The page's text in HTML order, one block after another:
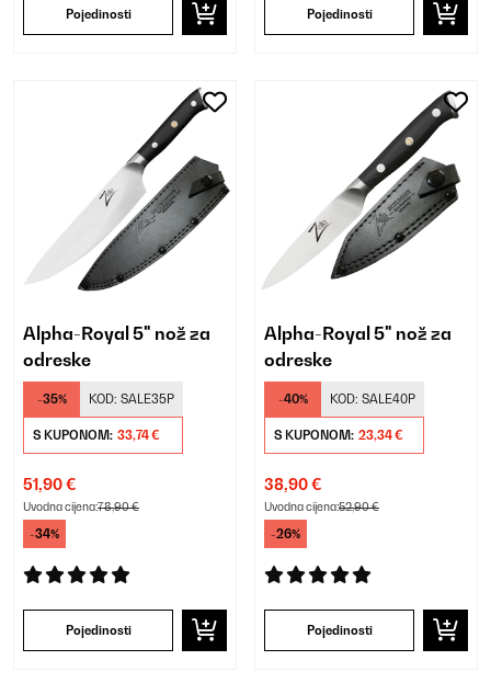
Pojedinosti Pojedinosti
Alpha-Royal 5" nož za
odreske
-35% KOD: SALE35P
S KUPONOM: 33,74 €
51,90 €
Uvodna cijena:78,90 €
-34%
Pojedinosti
Alpha-Royal 5" nož za
odreske
-40% KOD: SALE40P
S KUPONOM: 23,34 €
38,90 €
Uvodna cijena:52,90 €
-26%
Pojedinosti